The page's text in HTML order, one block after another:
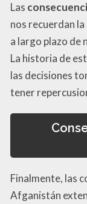
Las
nos recuerdan
a largo plazo de
La historia de
las decisiones
tener
Finalmente, las
Afganistán